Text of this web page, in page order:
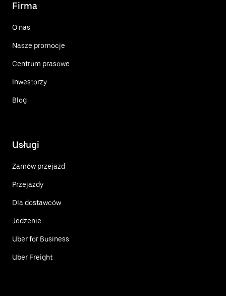
Firma
O nas
Nasze promocje
Centrum prasowe
Inwestorzy
Blog
Usługi
Zamów przejazd
Przejazdy
Dla dostawców
Jedzenie
Uber for Business
Uber Freight